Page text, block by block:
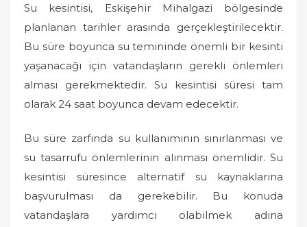
Su kesintisi, Eskişehir Mihalgazi bölgesinde
planlanan tarihler arasında gerçekleştirilecektir.
Bu süre boyunca su temininde önemli bir kesinti
yaşanacağı için vatandaşların gerekli önlemleri
alması gerekmektedir. Su kesintisi süresi tam
olarak 24 saat boyunca devam edecektir.
Bu süre zarfında su kullanımının sınırlanması ve
su tasarrufu önlemlerinin alınması önemlidir. Su
kesintisi süresince alternatif su kaynaklarına
başvurulması da gerekebilir. Bu konuda
vatandaşlara yardımcı olabilmek adına